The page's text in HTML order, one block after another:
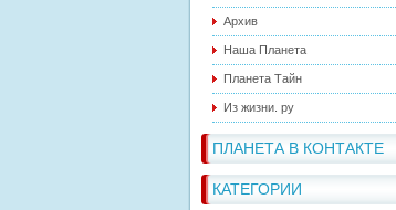
Архив
Наша Планета
Планета Тайн
Из жизни. ру
ПЛАНЕТА В КОНТАКТЕ
КАТЕГОРИИ